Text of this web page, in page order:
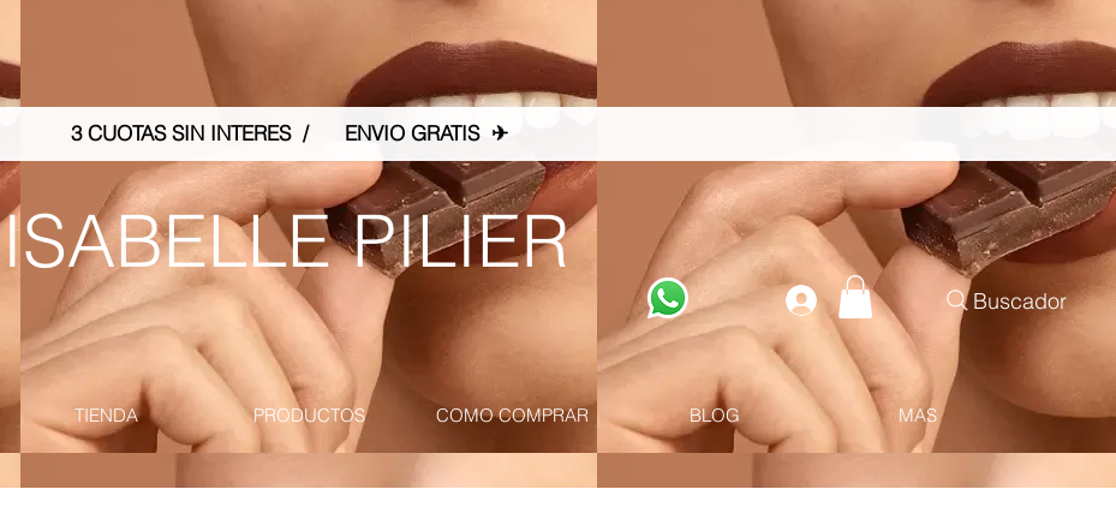
3 CUOTAS SIN INTERES / ENVIO GRATIS ✈
ISABELLE PILIER
Buscador
TIENDA PRODUCTOS COMO COMPRAR BLOG MAS